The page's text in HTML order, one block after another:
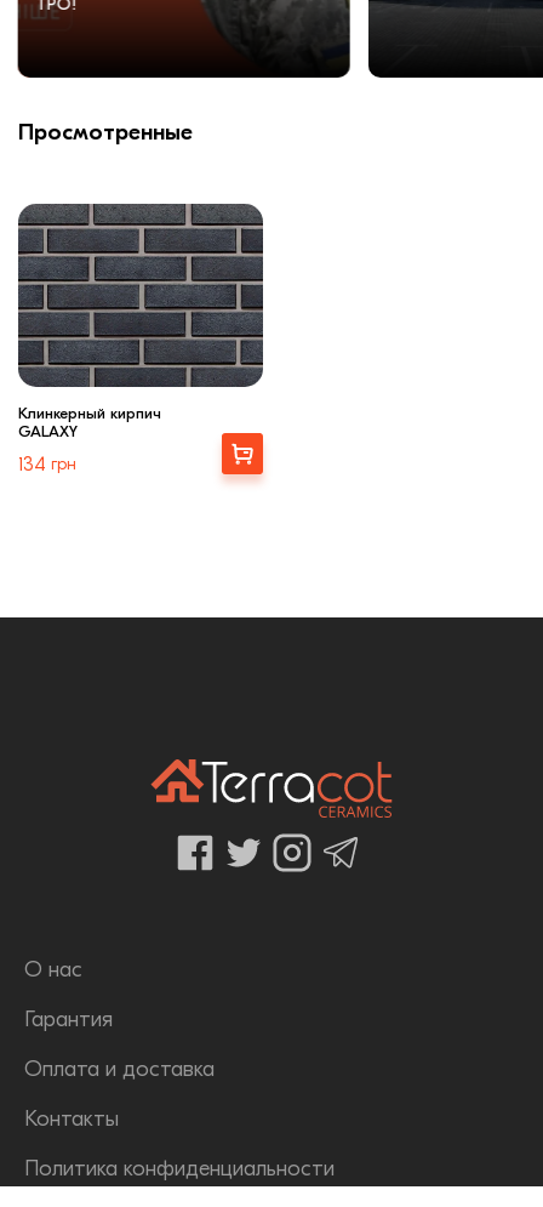
ТРО!
Просмотренные
Клинкерный кирпич
GALAXY
134 грн
Выбрать
О нас
Гарантия
Оплата и доставка
Контакты
Политика конфиденциальности